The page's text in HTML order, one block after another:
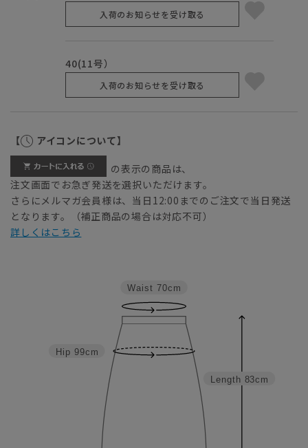
入荷のお知らせを受け取る
40(11号）
入荷のお知らせを受け取る
【 アイコンについて】
の表示の商品は、
注文画面でお急ぎ発送を選択いただけます。
さらにメルマガ会員様は、当日12:00までのご注文で当日発送
となります。（補正商品の場合は対応不可）
詳しくはこちら
Length 83cm
Hip 99cm
Waist 70cm